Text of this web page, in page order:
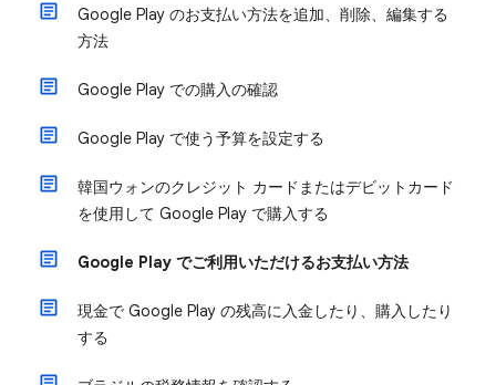
Google Play のお支払い方法を追加、削除、編集する
方法
Google Play での購入の確認
Google Play で使う予算を設定する
韓国ウォンのクレジット カードまたはデビットカード
を使用して Google Play で購入する
Google Play でご利用いただけるお支払い方法
現金で Google Play の残高に入金したり、購入したり
する